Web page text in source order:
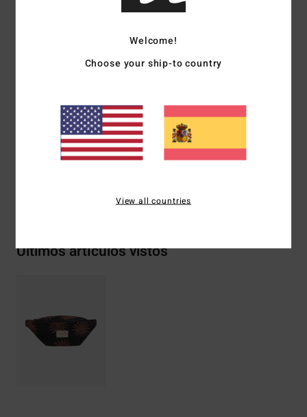
16 cm (alto) x 36 cm (ancho) x 8 cm
Cremallera de plástico con doble deslizador
Bolsillo interior de parche
Composición[Tejido principal] 70% algodón, 30%
algodón reciclado
Envíos y Devoluciones
Últimos artículos vistos
Welcome!
Choose your ship-to country
View all countries